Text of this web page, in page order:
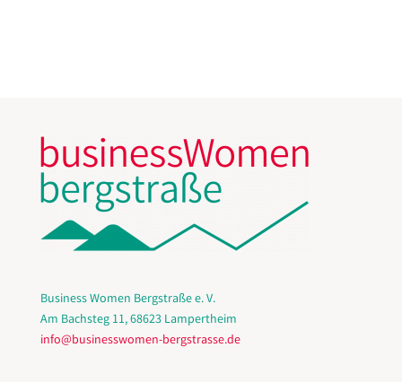
Business Women Bergstraße e. V.
Am Bachsteg 11, 68623 Lampertheim
info@businesswomen-bergstrasse.de